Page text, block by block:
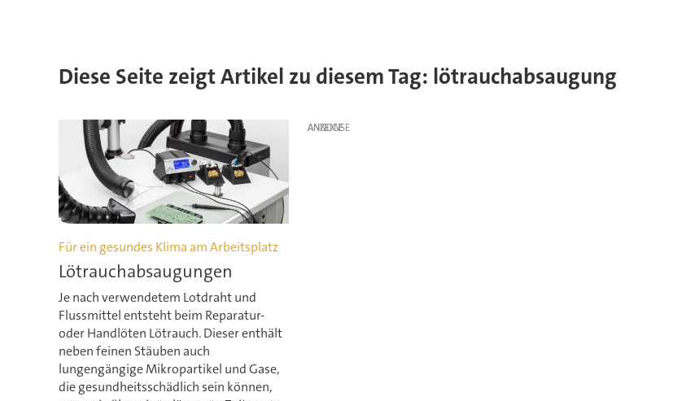
Diese Seite zeigt Artikel zu diesem Tag: lötrauchabsaugung
Für ein gesundes Klima am Arbeitsplatz
Lötrauchabsaugungen
Je nach verwendetem Lotdraht und
Flussmittel entsteht beim Reparatur-
oder Handlöten Lötrauch. Dieser enthält
neben feinen Stäuben auch
lungengängige Mikropartikel und Gase,
die gesundheitsschädlich sein können,
ANZEIGE